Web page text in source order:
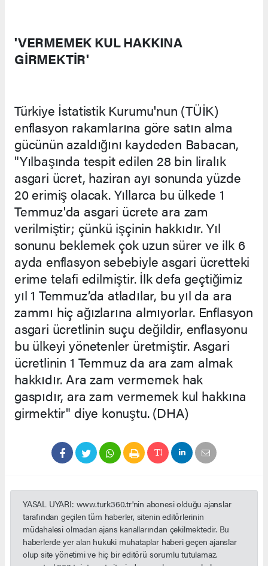
'VERMEMEK KUL HAKKINA
GİRMEKTİR'
Türkiye İstatistik Kurumu'nun (TÜİK)
enflasyon rakamlarına göre satın alma
gücünün azaldığını kaydeden Babacan,
"Yılbaşında tespit edilen 28 bin liralık
asgari ücret, haziran ayı sonunda yüzde
20 erimiş olacak. Yıllarca bu ülkede 1
Temmuz'da asgari ücrete ara zam
verilmiştir; çünkü işçinin hakkıdır. Yıl
sonunu beklemek çok uzun sürer ve ilk 6
ayda enflasyon sebebiyle asgari ücretteki
erime telafi edilmiştir. İlk defa geçtiğimiz
yıl 1 Temmuz’da atladılar, bu yıl da ara
zammı hiç ağızlarına almıyorlar. Enflasyon
asgari ücretlinin suçu değildir, enflasyonu
bu ülkeyi yönetenler üretmiştir. Asgari
ücretlinin 1 Temmuz da ara zam almak
hakkıdır. Ara zam vermemek hak
gaspıdır, ara zam vermemek kul hakkına
girmektir" diye konuştu. (DHA)
YASAL UYARI: www.turk360.tr'nin abonesi olduğu ajanslar
tarafından geçilen tüm haberler, sitenin editörlerinin
müdahalesi olmadan ajans kanallarından çekilmektedir. Bu
haberlerde yer alan hukuki muhataplar haberi geçen ajanslar
olup site yönetimi ve hiç bir editörü sorumlu tutulamaz.